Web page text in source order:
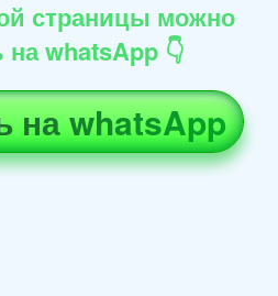
страницы можно
на whatsApp 👇
на whatsApp